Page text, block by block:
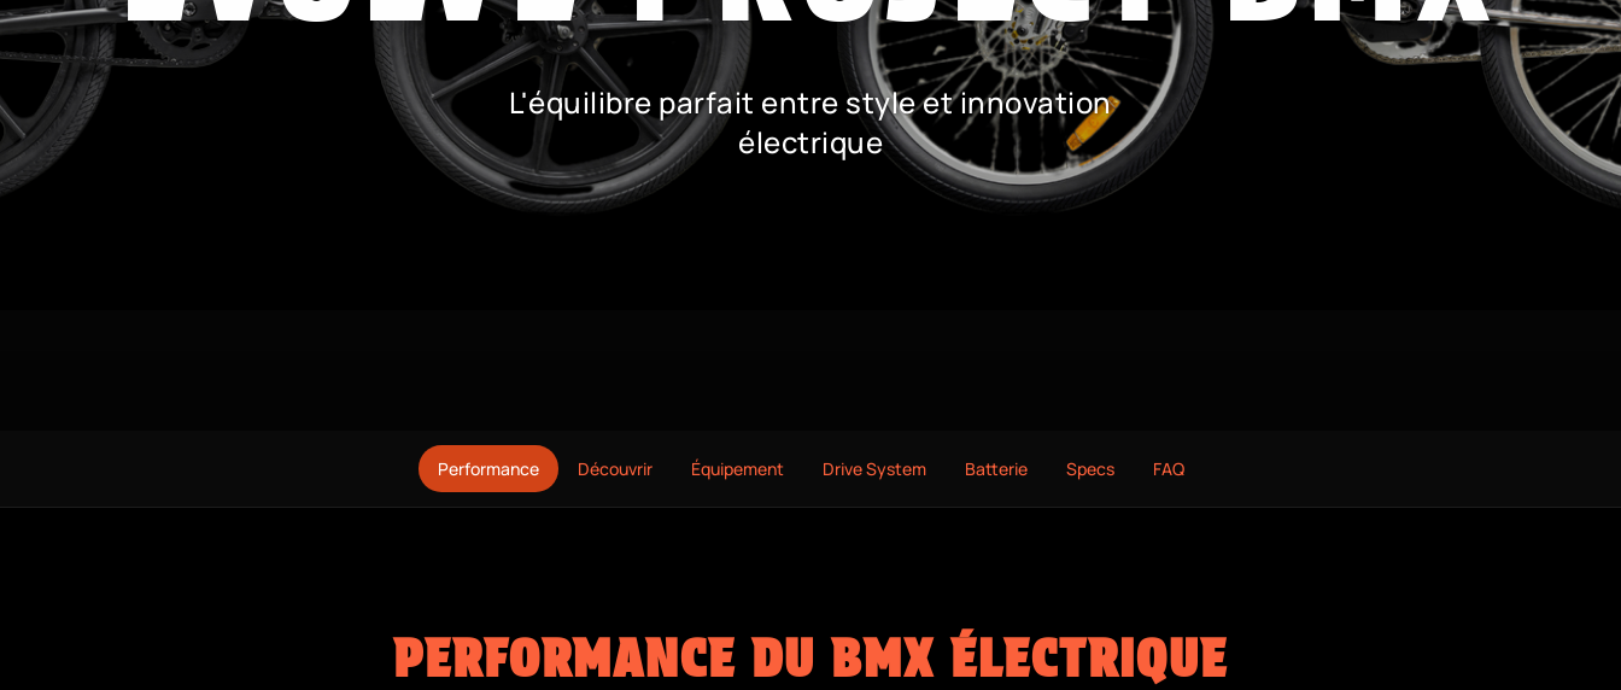
L'équilibre parfait entre style et innovation
électrique
Performance Découvrir Équipement Drive System Batterie Specs FAQ
PERFORMANCE DU BMX ÉLECTRIQUE